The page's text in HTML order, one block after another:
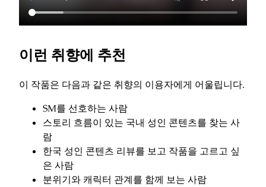
이런 취향에 추천
이 작품은 다음과 같은 취향의 이용자에게 어울립니다.
SM를 선호하는 사람
스토리 흐름이 있는 국내 성인 콘텐츠를 찾는 사
람
한국 성인 콘텐츠 리뷰를 보고 작품을 고르고 싶
은 사람
분위기와 캐릭터 관계를 함께 보는 사람